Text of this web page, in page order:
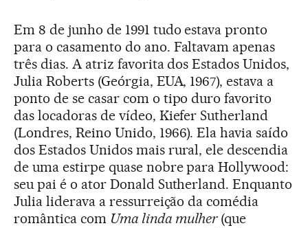
Em 8 de junho de 1991 tudo estava pronto
para o casamento do ano. Faltavam apenas
três dias. A atriz favorita dos Estados Unidos,
Julia Roberts (Geórgia, EUA, 1967), estava a
ponto de se casar com o tipo duro favorito
das locadoras de vídeo, Kiefer Sutherland
(Londres, Reino Unido, 1966). Ela havia saído
dos Estados Unidos mais rural, ele descendia
de uma estirpe quase nobre para Hollywood:
seu pai é o ator Donald Sutherland. Enquanto
Julia liderava a ressurreição da comédia
romântica com Uma linda mulher (que